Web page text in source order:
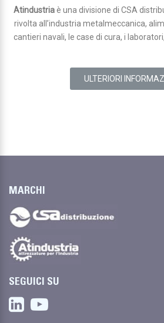
Atindustriaè una divisione di CSA
rivolta all’industria metalmeccanica,
cantieri navali, le case di cura, i
ULTERIORI
MARCHI
SEGUICI SU